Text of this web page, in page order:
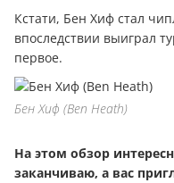
Кстати, Бен Хиф стал
впоследствии выиграл
первое.
Бен Хиф (Ben Heath)
На этом обзор
заканчиваю, а вас